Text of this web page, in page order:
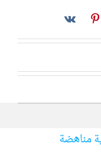
مناهضة